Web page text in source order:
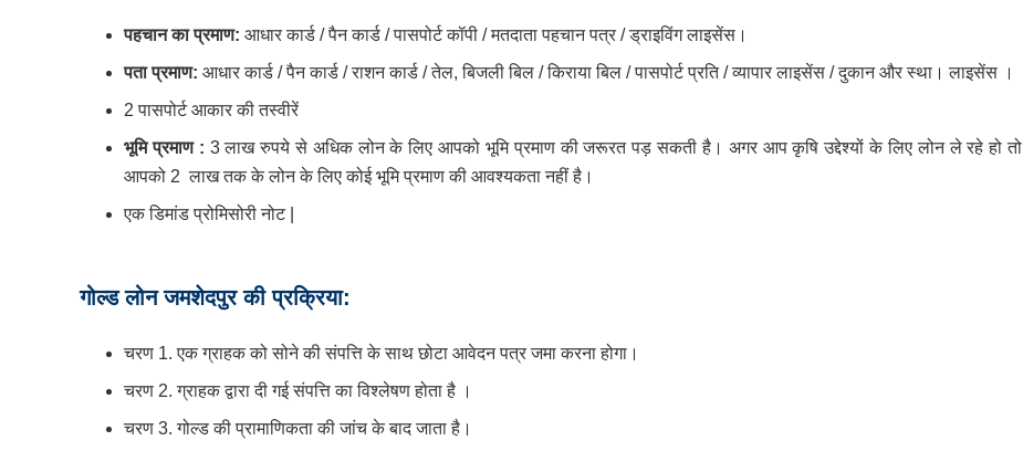
पहचानकाप्रमाण: आधार कार्ड / पैन कार्ड / पासपोर्ट कॉपी / मतदाता पहचान पत्र / ड्राइविंग लाइसेंस।
पताप्रमाण: आधार कार्ड / पैन कार्ड / राशन कार्ड / तेल, बिजली बिल / किराया बिल / पासपोर्ट प्रति / व्यापार लाइसेंस / दुकान और स्था। लाइसेंस ।
2 पासपोर्ट आकार की तस्वीरें
भूमिप्रमाण : 3 लाख रुपये से अधिक लोन के लिए आपको भूमि प्रमाण की जरूरत पड़ सकती है। अगर आप कृषि उद्देश्यों के लिए लोन ले रहे हो तो
आपको 2 लाख तक के लोन के लिए कोई भूमि प्रमाण की आवश्यकता नहीं है।
एक डिमांड प्रोमिसोरी नोट |
गोल्ड लोन जमशेदपुर की प्रक्रिया:
चरण 1. एक ग्राहक को सोने की संपत्ति के साथ छोटा आवेदन पत्र जमा करना होगा।
चरण 2. ग्राहक द्वारा दी गई संपत्ति का विश्लेषण होता है ।
चरण 3. गोल्ड की प्रामाणिकता की जांच के बाद जाता है।